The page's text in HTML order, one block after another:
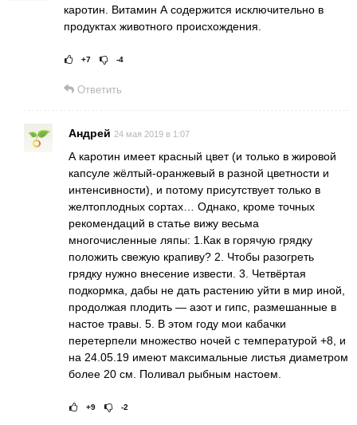
каротин. Витамин А содержится исключительно в
продуктах животного происхождения.
Рейтинг статьи:
+7 -4
Ответить
Андрей 24 мая 2019 в 1:07
А каротин имеет красный цвет (и только в жировой
капсуле жёлтый-оранжевый в разной цветности и
интенсивности), и потому присутствует только в
желтоплодных сортах… Однако, кроме точных
рекомендаций в статье вижу весьма
многочисленные ляпы: 1.Как в горячую грядку
положить свежую крапиву? 2. Чтобы разогреть
грядку нужно внесение извести. 3. Четвёртая
подкормка, дабы не дать растению уйти в мир иной,
продолжая плодить — азот и гипс, размешанные в
настое травы. 5. В этом году мои кабачки
перетерпели множество ночей с температурой +8, и
на 24.05.19 имеют максимальные листья диаметром
более 20 см. Поливал рыбным настоем.
Рейтинг статьи:
+9 -2